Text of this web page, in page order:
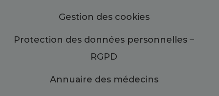
Gestion des cookies
Protection des données personnelles –
RGPD
Annuaire des médecins